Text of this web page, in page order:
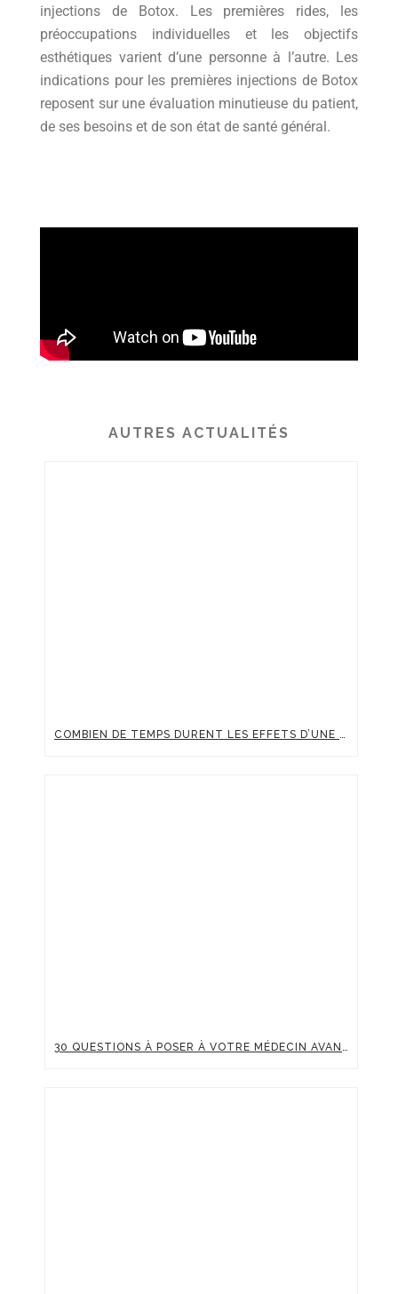
injections de Botox. Les premières rides, les
préoccupations individuelles et les objectifs
esthétiques varient d’une personne à l’autre. Les
indications pour les premières injections de Botox
reposent sur une évaluation minutieuse du patient,
de ses besoins et de son état de santé général.
AUTRES ACTUALITÉS